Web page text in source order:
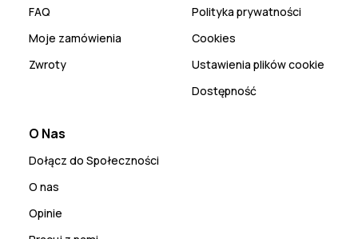
FAQ
Moje zamówienia
Zwroty
Polityka prywatności
Cookies
Ustawienia plików cookie
Dostępność
O Nas
Dołącz do Społeczności
O nas
Opinie